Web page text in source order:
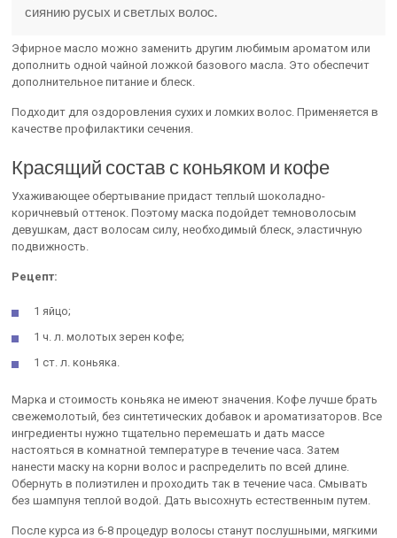
сиянию русых и светлых волос.
Эфирное масло можно заменить другим любимым ароматом или
дополнить одной чайной ложкой базового масла. Это обеспечит
дополнительное питание и блеск.
Подходит для оздоровления сухих и ломких волос. Применяется в
качестве профилактики сечения.
Красящий состав с коньяком и кофе
Ухаживающее обертывание придаст теплый шоколадно-
коричневый оттенок. Поэтому маска подойдет темноволосым
девушкам, даст волосам силу, необходимый блеск, эластичную
подвижность.
Рецепт:
1 яйцо;
1 ч. л. молотых зерен кофе;
1 ст. л. коньяка.
Марка и стоимость коньяка не имеют значения. Кофе лучше брать
свежемолотый, без синтетических добавок и ароматизаторов. Все
ингредиенты нужно тщательно перемешать и дать массе
настояться в комнатной температуре в течение часа. Затем
нанести маску на корни волос и распределить по всей длине.
Обернуть в полиэтилен и проходить так в течение часа. Смывать
без шампуня теплой водой. Дать высохнуть естественным путем.
После курса из 6-8 процедур волосы станут послушными, мягкими